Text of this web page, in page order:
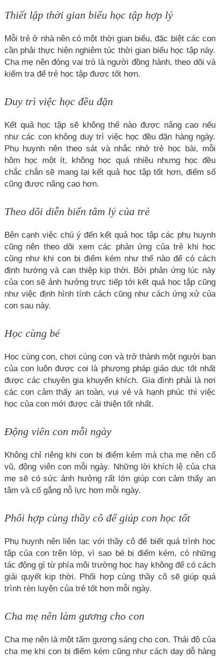
Thiết lập thời gian biểu học tập hợp lý
Mỗi trẻ ở nhà nên có một thời gian biểu, đặc biệt các con
cần phải thực hiện nghiêm túc thời gian biểu học tập này.
Cha mẹ nên đóng vai trò là người đồng hành, theo dõi và
kiểm tra để trẻ học tập được tốt hơn.
Duy trì việc học đều đặn
Kết quả học tập sẽ không thể nào được nâng cao nếu
như các con không duy trì việc học đều đặn hàng ngày.
Phụ huynh nên theo sát và nhắc nhở trẻ học bài, mỗi
hôm học một ít, không học quá nhiều nhưng học đều
chắc chắn sẽ mang lại kết quả học tập tốt hơn, điểm số
cũng được nâng cao hơn.
Theo dõi diễn biến tâm lý của trẻ
Bên cạnh việc chú ý đến kết quả học tập các phụ huynh
cũng nên theo dõi xem các phản ứng của trẻ khi học
cũng như khi con bị điểm kém như thế nào để có cách
định hướng và can thiệp kịp thời. Bởi phản ứng lúc này
của con sẽ ảnh hưởng trực tiếp tới kết quả học tập cũng
như việc định hình tính cách cũng như cách ứng xử của
con sau này.
Học cùng bé
Học cùng con, chơi cùng con và trở thành một người bạn
của con luôn được coi là phương pháp giáo dục tốt nhất
được các chuyên gia khuyến khích. Gia đình phải là nơi
các con cảm thấy an toàn, vui vẻ và hạnh phúc thì việc
học của con mới được cải thiện tốt nhất.
Động viên con mỗi ngày
Không chỉ riêng khi con bị điểm kém mà cha mẹ nên cổ
vũ, động viên con mỗi ngày. Những lời khích lệ của cha
mẹ sẽ có sức ảnh hưởng rất lớn giúp con cảm thấy an
tâm và cố gắng nỗ lực hơn mỗi ngày.
Phối hợp cùng thầy cô để giúp con học tốt
Phụ huynh nên liên lạc với thầy cô để biết quá trình học
tập của con trên lớp, vì sao bé bị điểm kém, có những
tác động gì từ phía môi trường học hay không để có cách
giải quyết kịp thời. Phối hợp cùng thầy cô sẽ giúp quá
trình rèn luyện của trẻ tốt hơn mỗi ngày.
Cha mẹ nên làm gương cho con
Cha mẹ nên là một tấm gương sáng cho con. Thái độ của
cha mẹ khi con bị điểm kém cũng như cách dạy dỗ hàng